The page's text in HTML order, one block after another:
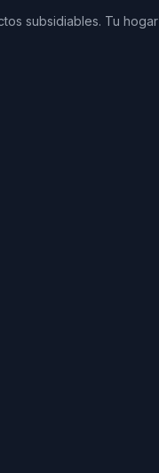
subsidiables. Tu hogar